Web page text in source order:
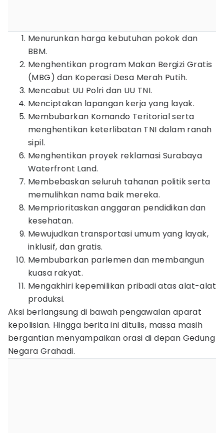
Menurunkan harga kebutuhan pokok dan
BBM.
Menghentikan program Makan Bergizi Gratis
(MBG) dan Koperasi Desa Merah Putih.
Mencabut UU Polri dan UU TNI.
Menciptakan lapangan kerja yang layak.
Membubarkan Komando Teritorial serta
menghentikan keterlibatan TNI dalam ranah
sipil.
Menghentikan proyek reklamasi Surabaya
Waterfront Land.
Membebaskan seluruh tahanan politik serta
memulihkan nama baik mereka.
Memprioritaskan anggaran pendidikan dan
kesehatan.
Mewujudkan transportasi umum yang layak,
inklusif, dan gratis.
Membubarkan parlemen dan membangun
kuasa rakyat.
Mengakhiri kepemilikan pribadi atas alat-alat
produksi.
Aksi berlangsung di bawah pengawalan aparat
kepolisian. Hingga berita ini ditulis, massa masih
bergantian menyampaikan orasi di depan Gedung
Negara Grahadi.